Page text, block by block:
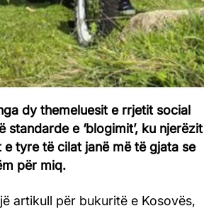
dy themeluesit e rrjetit social
e ‘blogimit’, ku njerëzit
tyre të cilat janë më të gjata se
për miq.
artikull për bukuritë e Kosovës,